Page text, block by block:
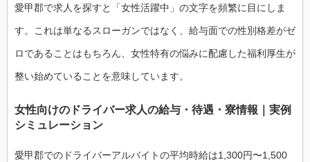
愛甲郡で求人を探すと「女性活躍中」の文字を頻繁に目にしま
す。これは単なるスローガンではなく、給与面での性別格差がゼ
ロであることはもちろん、女性特有の悩みに配慮した福利厚生が
整い始めていることを意味しています。
女性向けのドライバー求人の給与・待遇・寮情報｜実例
シミュレーション
愛甲郡でのドライバーアルバイトの平均時給は1,300円〜1,500